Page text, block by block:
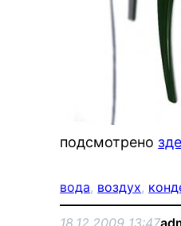
подсмотрено
вода, воздух,
18.12.2009 13:47